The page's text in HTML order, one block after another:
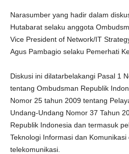
Narasumber yang hadir dalam
Hutabarat selaku anggota
Vice President of Network/IT
Agus Pambagio selaku Pemerhati
Diskusi ini dilatarbelakangi Pasal 1
tentang Ombudsman Republik
Nomor 25 tahun 2009 tentang
Undang-Undang Nomor 37 Tahun
Republik Indonesia dan termasuk
Teknologi Informasi dan Komunikasi
telekomunikasi.